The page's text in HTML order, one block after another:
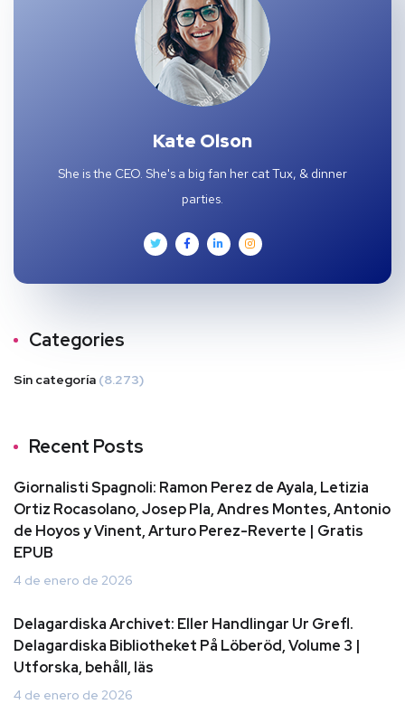
Kate Olson
She is the CEO. She's a big fan her cat Tux, & dinner
parties.
Categories
Sin categoría (8.273)
Recent Posts
Giornalisti Spagnoli: Ramon Perez de Ayala, Letizia
Ortiz Rocasolano, Josep Pla, Andres Montes, Antonio
de Hoyos y Vinent, Arturo Perez-Reverte | Gratis
EPUB
4 de enero de 2026
Delagardiska Archivet: Eller Handlingar Ur Grefl.
Delagardiska Bibliotheket På Löberöd, Volume 3 |
Utforska, behåll, läs
4 de enero de 2026